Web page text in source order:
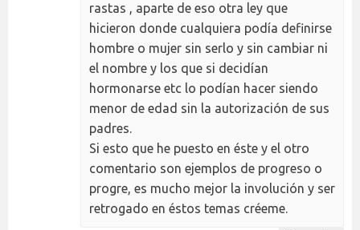
rastas , aparte de eso otra ley que
hicieron donde cualquiera podía definirse
hombre o mujer sin serlo y sin cambiar ni
el nombre y los que si decidían
hormonarse etc lo podían hacer siendo
menor de edad sin la autorización de sus
padres.
Si esto que he puesto en éste y el otro
comentario son ejemplos de progreso o
progre, es mucho mejor la involución y ser
retrogado en éstos temas créeme.